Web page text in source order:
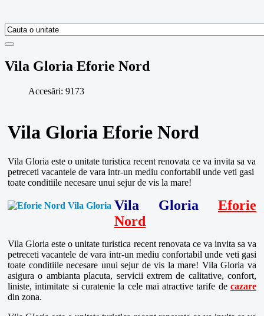
Vila Gloria Eforie Nord
Accesări: 9173
Vila Gloria Eforie Nord
Vila Gloria este o unitate turistica recent renovata ce va invita sa va
petreceti vacantele de vara intr-un mediu confortabil unde veti gasi
toate conditiile necesare unui sejur de vis la mare!
Vila Gloria Eforie
Nord
Vila Gloria este o unitate turistica recent renovata ce va invita sa va
petreceti vacantele de vara intr-un mediu confortabil unde veti gasi
toate conditiile necesare unui sejur de vis la mare! Vila Gloria va
asigura o ambianta placuta, servicii extrem de calitative, confort,
liniste, intimitate si curatenie la cele mai atractive tarife de cazare
din zona.